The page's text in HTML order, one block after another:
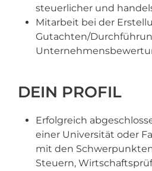
steuerlicher und
Mitarbeit bei der
Gutachten/
DEIN PROFIL
Erfolgreich
einer Universität oder
mit den
Steuern,